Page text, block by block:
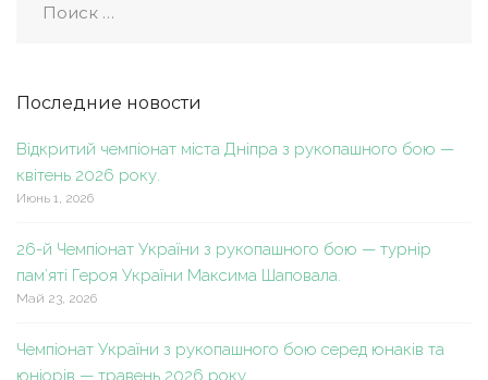
Последние новости
Відкритий чемпіонат міста Дніпра з рукопашного бою —
квітень 2026 року.
Июнь 1, 2026
26-й Чемпіонат України з рукопашного бою — турнір
пам’яті Героя України Максима Шаповала.
Май 23, 2026
Чемпіонат України з рукопашного бою серед юнаків та
юніорів — травень 2026 року.